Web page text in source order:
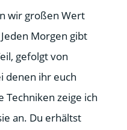
wir großen Wert
Morgen gibt
gefolgt von
denen ihr euch
Techniken zeige ich
an. Du erhältst